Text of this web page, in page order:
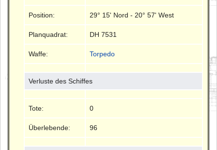
Position: 29° 15' Nord - 20° 57' West
Planquadrat: DH 7531
Waffe: Torpedo
Verluste des Schiffes
Tote: 0
Überlebende: 96